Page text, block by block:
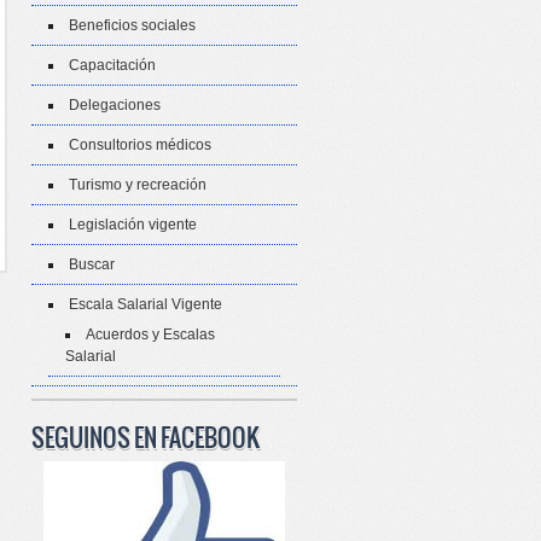
Beneficios sociales
Capacitación
Delegaciones
Consultorios médicos
Turismo y recreación
Legislación vigente
Buscar
Escala Salarial Vigente
Acuerdos y Escalas
Salarial
SEGUINOS EN FACEBOOK